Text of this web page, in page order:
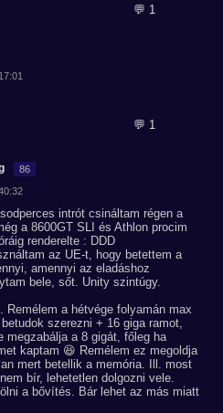
💬 1
💬 1
86
intrót csináltam régen a
a 8600GT SLI és Athlon procim
renderelte : DDD
az UE-t, hogy betettem a
amennyi az eladáshoz
bele, sőt. Unity szintúgy.
a hétvége folyamán max
szerezni + 16 giga ramot,
megzabálja a 8 gigát, főleg ha
kaptam 😆 Remélem ez megoldja
mert betellik a memória. Ill. most
bír, lehetetlen dolgozni vele.
a bővítés. Bár lehet az más miatt